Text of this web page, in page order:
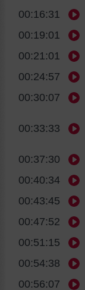
00:16:31
00:19:01
00:21:01
00:24:57
00:30:07
00:33:33
00:37:30
00:40:34
00:43:45
00:47:52
00:51:15
00:54:38
00:56:07